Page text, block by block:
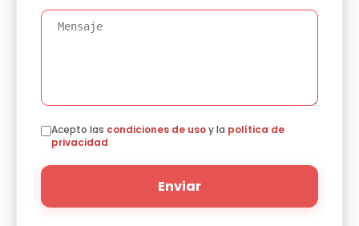
Acepto las condiciones de usoy la política de
privacidad
Enviar